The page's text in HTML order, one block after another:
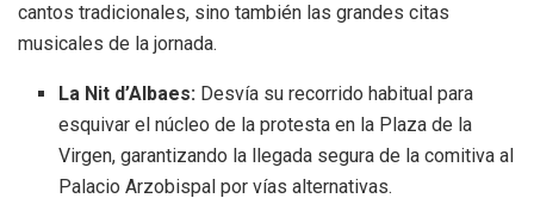
cantos tradicionales, sino también las grandes citas
musicales de la jornada.
La Nit d’Albaes: Desvía su recorrido habitual para
esquivar el núcleo de la protesta en la Plaza de la
Virgen, garantizando la llegada segura de la comitiva al
Palacio Arzobispal por vías alternativas.